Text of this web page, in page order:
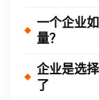
一个企业
量？
企业是选
了